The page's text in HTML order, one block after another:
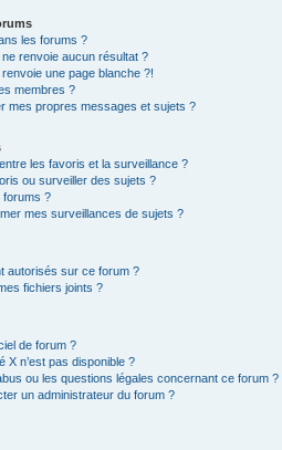
les forums ?
renvoie aucun résultat ?
une page blanche ?!
membres ?
mes propres messages et sujets ?
les favoris et la surveillance ?
ou surveiller des sujets ?
forums ?
mes surveillances de sujets ?
autorisés sur ce forum ?
fichiers joints ?
de forum ?
X n’est pas disponible ?
ou les questions légales concernant ce forum ?
un administrateur du forum ?